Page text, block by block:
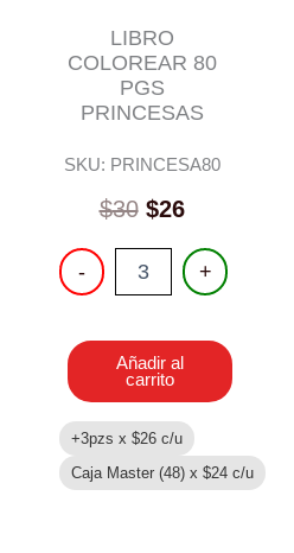
LIBRO
COLOREAR 80
PGS
PRINCESAS
SKU: PRINCESA80
$30 $26
-
LIBRO
COLOREAR
PRINCESAS
cantidad
+
Añadir al
carrito
+3pzs x $26 c/u
Caja Master (48) x $24 c/u